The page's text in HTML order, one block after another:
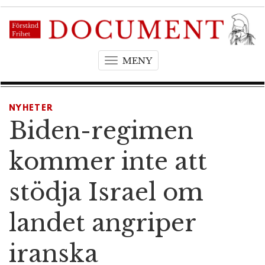
MENYT
g
e
a
g
a
t
NYHETER
Biden-regimen
kommer inte att
stödja Israel om
landet angriper
iranska